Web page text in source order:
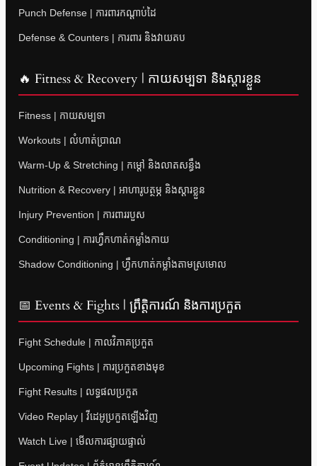
Punch Defense | ការពារកណ្តាប់ដៃ
Defense & Counters | ការពារ និងវាយតប
🔥 Fitness & Recovery | កាយសម្បទា និងស្តារខ្លួន
Fitness | កាយសម្បទា
Workouts | លំហាត់ប្រាណ
Warm-Up & Stretching | កម្តៅ និងលាតសន្ធឹង
Nutrition & Recovery | អាហារូបត្ថម្ភ និងស្តារខ្លួន
Injury Prevention | ការពាររបួស
Conditioning | ការហ្វឹកហាត់កម្លាំងកាយ
Shadow Conditioning | ហ្វឹកហាត់កម្លាំងតាមស្រមោល
📅 Events & Fights | ព្រឹត្តិការណ៍ និងការប្រកួត
Fight Schedule | កាលវិភាគប្រកួត
Upcoming Fights | ការប្រកួតខាងមុខ
Fight Results | លទ្ធផលប្រកួត
Video Replay | វីដេអូប្រកួតឡើងវិញ
Watch Live | មើលការផ្សាយផ្ទាល់